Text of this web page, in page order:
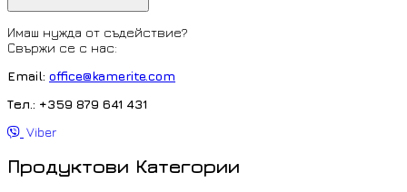
Имаш нужда от съдействие?
Свържи се с нас:
Email: office@kamerite.com
Тел.: +359 879 641 431
Viber
Продуктови Категории